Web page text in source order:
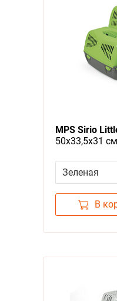
MPS Sirio
50х33,5х31 см
Зеленая
В